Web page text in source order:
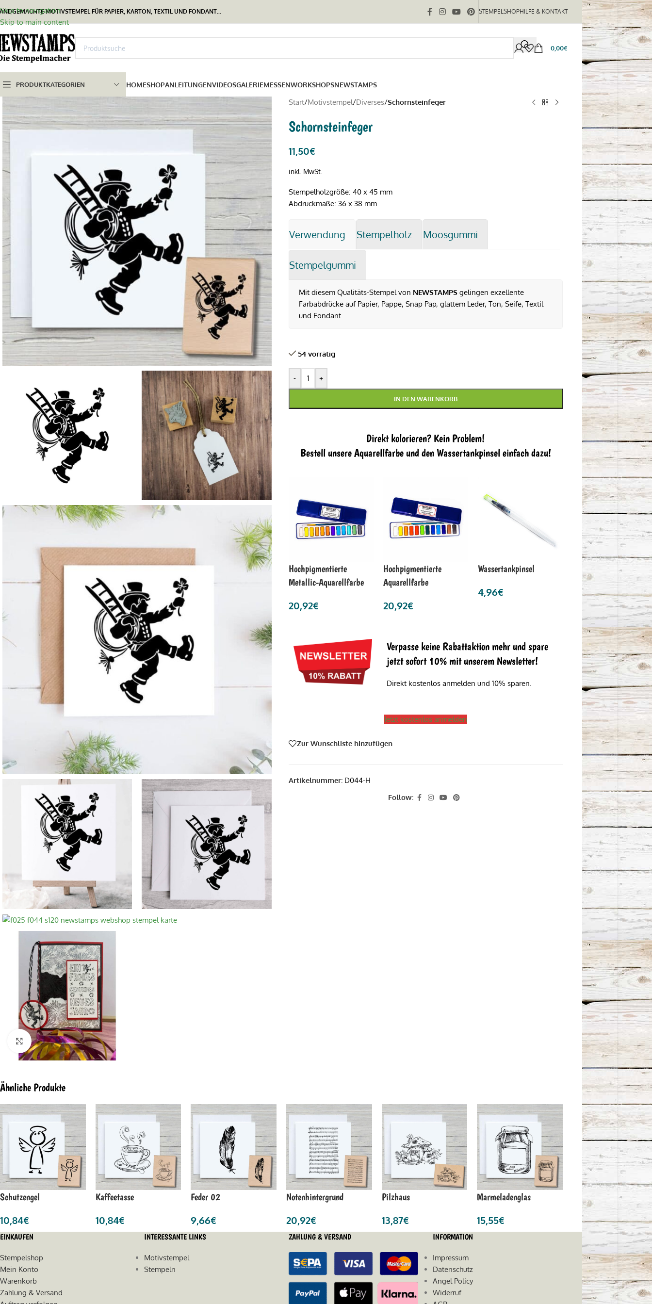
Skip to navigation
Skip to main content
MOTIVSTEMPEL FÜR PAPIER, KARTON, TEXTIL UND FONDANT... STEMPELSHOPHILFE & KONTAKT
0,00€
PRODUKTKATEGORIEN HOMESHOPANLEITUNGENVIDEOSGALERIEMESSENWORKSHOPSNEWSTAMPS
Click to enlarge
Start/Motivstempel/Diverses/Schornsteinfeger
Schornsteinfeger
11,50€
inkl. MwSt.
Stempelholzgröße: 40 x 45 mm
Abdruckmaße: 36 x 38 mm
Verwendung Stempelholz Moosgummi
Stempelgummi
Mit diesem Qualitäts-Stempel von NEWSTAMPS gelingen exzellente
Farbabdrücke auf Papier, Pappe, Snap Pap, glattem Leder, Ton, Seife, Textil
und Fondant.
54 vorrätig
- +
IN DEN WARENKORB
Direkt kolorieren? Kein Problem!
Bestell unsere Aquarellfarbe und den Wassertankpinsel einfach dazu!
Hochpigmentierte
Metallic-Aquarellfarbe
20,92€
Hochpigmentierte
Aquarellfarbe
20,92€
Wassertankpinsel
4,96€
Verpasse keine Rabattaktion mehr und spare
jetzt sofort 10% mit unserem Newsletter!
Direkt kostenlos anmelden und 10% sparen.
Jetzt kostenlos anmelden
Zur Wunschliste hinzufügen
Artikelnummer: D044-H
Follow:
Ähnliche Produkte
Schutzengel
10,84€
Kaffeetasse
10,84€
Feder 02
9,66€
Notenhintergrund
20,92€
Pilzhaus
13,87€
Marmeladenglas
15,55€
EINKAUFEN
Stempelshop
Mein Konto
Warenkorb
Zahlung & Versand
INTERESSANTE LINKS
Motivstempel
Stempeln
ZAHLUNG & VERSAND INFORMATION
Impressum
Datenschutz
Angel Policy
Widerruf